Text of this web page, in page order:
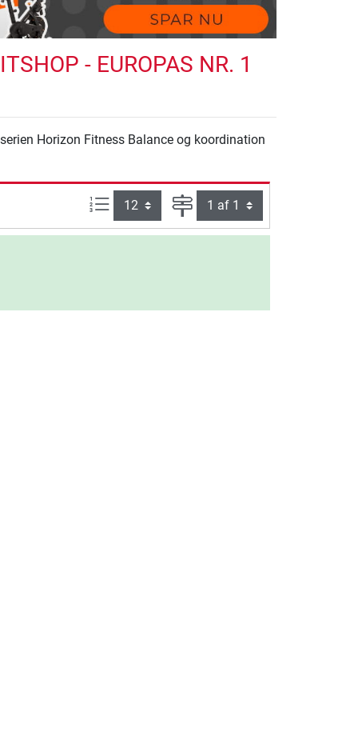
- EUROPAS NR. 1
Horizon Fitness Balance og koordination
Artikel pr. side: Side